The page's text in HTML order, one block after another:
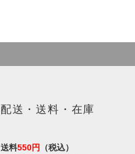
配送・送料・在庫
送料550円
（税込）